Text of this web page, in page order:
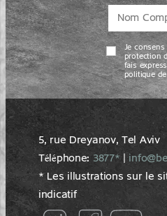
Je
protection
fais
politique
5, rue Dreyano‍v, Tel Aviv
Téléphone: 3877*
* Les illustrations sur le
indicatif